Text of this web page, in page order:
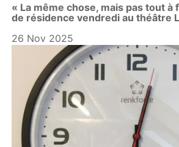
a
y
« La même chose, mais pas tout à
de résidence vendredi au théâtre
26 Nov 2025